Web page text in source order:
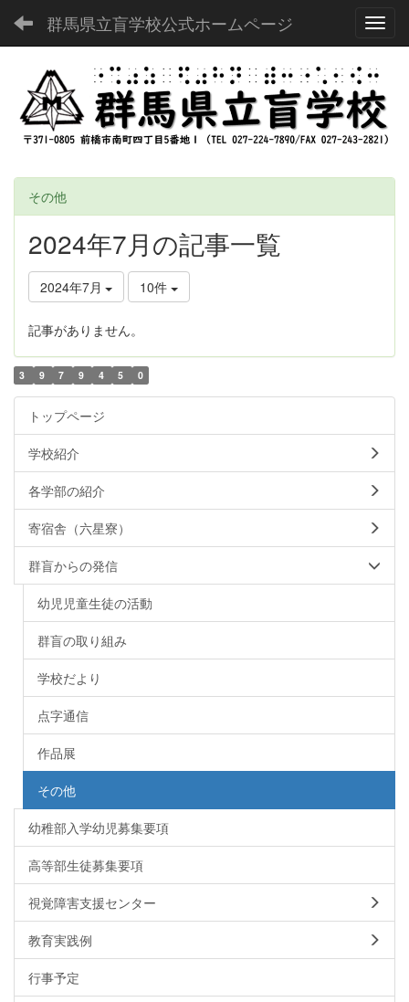
群馬県立盲学校公式ホームページ
その他
2024年7月の記事一覧
2024年7月 10件
記事がありません。
3 9 7 9 4 5 0
トップページ
学校紹介
各学部の紹介
寄宿舎（六星寮）
群盲からの発信
幼児児童生徒の活動
群盲の取り組み
学校だより
点字通信
作品展
その他
幼稚部入学幼児募集要項
高等部生徒募集要項
視覚障害支援センター
教育実践例
行事予定